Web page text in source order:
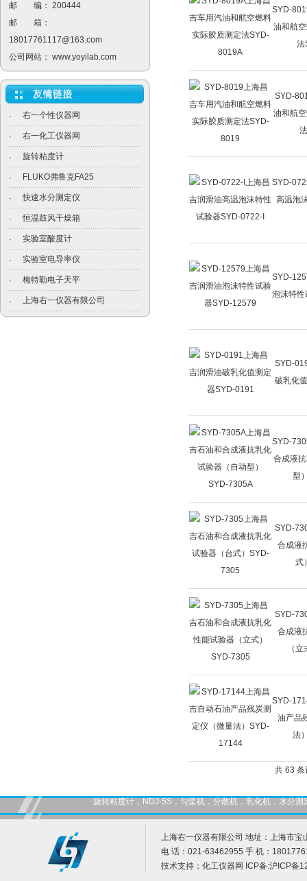
邮 编： 200444
邮 箱：
18017761117@163.com
公司网站： www.yoyilab.com
· 右一个性仪器网
· 右一化工仪器网
· 旋转粘度计
· FLUKO弗鲁克FA25
· 快速水分测定仪
· 恒温鼓风干燥箱
· 实验室酸度计
· 实验室电导率仪
· 梅特勒电子天平
· 上海右一仪器有限公司
SYD-
油和航
法
SYD-
油和航
SYD-
高温泡
SYD-
泡沫特
SYD-
破乳化
SYD-
合成液
型
SYD-
合成液
式
SYD-
合成液
（
SYD-
油产品
法
共 63
旋转粘度计，NDJ-5S，匀桨机，分散机，乳化机，水分
上海右一仪器有限公司 地址：上海市宝
电 话：021-63462955 手 机：
技术支持： 化工仪器网 ICP备:沪ICP备